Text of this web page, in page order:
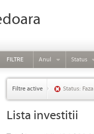
FILTRE Anul Status
Filtre active Status:
Lista investitii